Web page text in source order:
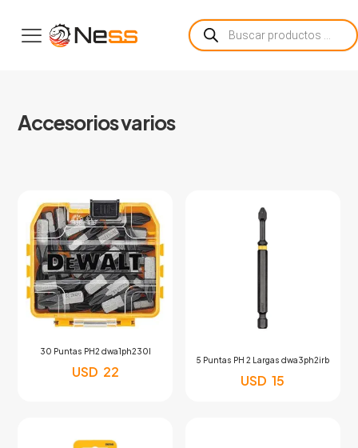
Búsqueda
de
productos
Accesorios varios
30 Puntas PH2 dwa1ph230l
USD 22
5 Puntas PH 2 Largas dwa3ph2irb
USD 15